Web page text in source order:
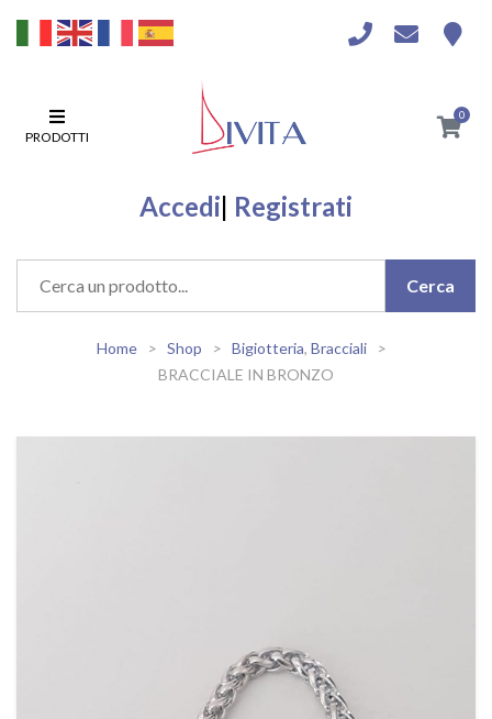
PRODOTTI
0
Accedi| Registrati
Home Shop Bigiotteria, Bracciali
BRACCIALE IN BRONZO